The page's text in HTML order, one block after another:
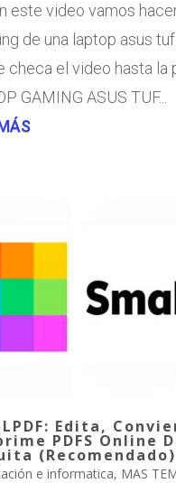
este video vamos
de una laptop asus
checa el video hasta la
GAMING ASUS TUF...
Edita,
PDFS Online
(Recomendado)
e informatica, MAS